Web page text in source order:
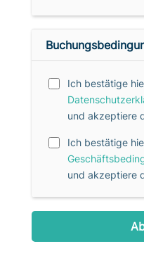
Ich bestätige
und akzeptiere
Ich bestätige
und akzeptiere